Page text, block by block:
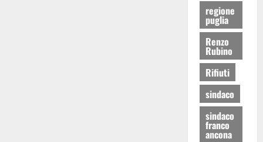
regione
puglia
Renzo
Rubino
Rifiuti
sindaco
sindaco
franco
ancona